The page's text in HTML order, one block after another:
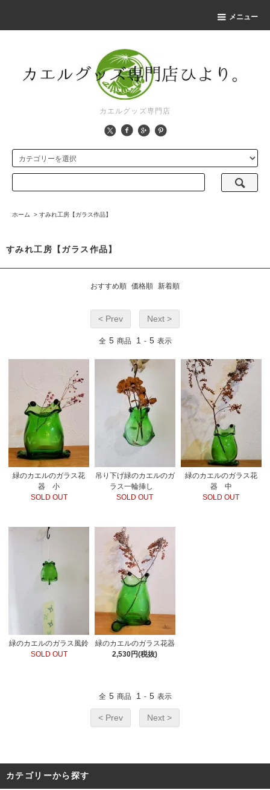
メニュー
カエルグッズ専門店
ホーム > すみれ工房【ガラス作品】
すみれ工房【ガラス作品】
おすすめ順 価格順 新着順
< Prev Next >
全 5 商品 1 - 5 表示
緑のカエルのガラス花
器 小
SOLD OUT
吊り下げ緑のカエルのガ
ラス一輪挿し
SOLD OUT
緑のカエルのガラス花
器 中
SOLD OUT
緑のカエルのガラス風鈴
SOLD OUT
緑のカエルのガラス花器
2,530円(税抜)
全 5 商品 1 - 5 表示
< Prev Next >
カテゴリーから探す